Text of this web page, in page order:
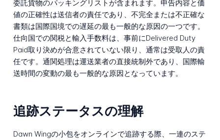
委託貨物のパッキングリストが含まれます。申告内容と価
値の正確性は送信者の責任であり、不完全または不正確な
書類は国際国境での遅延の最も一般的な原因の一つです。
仕向国での関税と輸入手数料は、事前にDelivered Duty
Paid取り決めが合意されていない限り、通常は受取人の責
任です。通関処理は運送業者の直接統制外であり、国際輸
送時間の変動の最も一般的な原因となっています。
追跡ステータスの理解
Dawn Wingの小包をオンラインで追跡する際、一連のステ